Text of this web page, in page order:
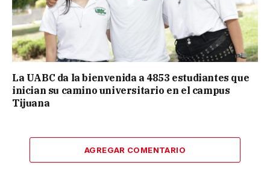
La UABC da la bienvenida a 4853 estudiantes que
inician su camino universitario en el campus
Tijuana
AGREGAR COMENTARIO